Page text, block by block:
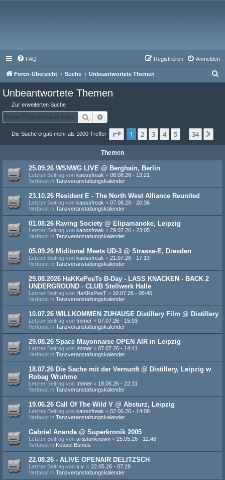
FAQ Anmelden
Registrieren
Foren-Übersicht Suche Unbeantwortete Themen
Unbeantwortete Themen
Zur erweiterten Suche
Suche
Die Suche ergab mehr als 1000 Treffer Seite 1von 34
1 2 3 4 5 34
Themen
25.09.26 WSNWG LIVE @ Berghain, Berlin
Letzter Beitrag von kaossfreak « 08.08.26 - 13:21
Verfasst in Tanzveranstaltungskalender
23.10.26 Resident E - The North West Alliance Reunited
Letzter Beitrag von kaossfreak « 07.08.26 - 20:36
Verfasst in Tanzveranstaltungskalender
01.08.26 Raving Society @ Elipamanoke, Leipzig
Letzter Beitrag von kaossfreak « 29.07.26 - 23:05
Verfasst in Tanzveranstaltungskalender
05.09.26 Miditonal Meets UD-3 @ Strasse-E, Dresden
Letzter Beitrag von kaossfreak « 21.07.26 - 17:13
Verfasst in Tanzveranstaltungskalender
29.08.2026 HaKKePeeTs B-Day - LASS KNACKEN - BACK 2
UNDERGROUND - CLUB Stellwerk Halle
Letzter Beitrag von HaKKePeeT « 10.07.26 - 08:45
Verfasst in Tanzveranstaltungskalender
10.07.26 WILLKOMMEN ZUHAUSE Distillery Film @ Distillery
Letzter Beitrag von Immer « 07.07.26 - 15:03
Verfasst in Tanzveranstaltungskalender
29.08.26 Space Mayonnaise OPEN AIR in Leipzig
Letzter Beitrag von Immer « 07.07.26 - 14:41
Verfasst in Tanzveranstaltungskalender
18.07.26 Die Sache mit der Vernunft @ Distillery, Leipzig w
Robag Wruhme
Letzter Beitrag von Immer « 18.06.26 - 22:31
Verfasst in Tanzveranstaltungskalender
19.06.26 Call Of The Wild V @ Absturz, Leipzig
Letzter Beitrag von kaossfreak « 02.06.26 - 14:08
Verfasst in Tanzveranstaltungskalender
Gabriel Ananda @ Superkronik 2005
Letzter Beitrag von artistunknown « 25.05.26 - 12:46
Verfasst in Kessel Buntes
22.08.26 - ALIVE OPENAIR DELITZSCH
Letzter Beitrag von s.v. « 22.05.26 - 07:29
Verfasst in Tanzveranstaltungskalender